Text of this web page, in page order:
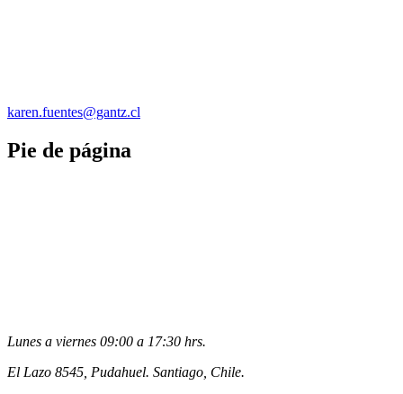
karen.fuentes@gantz.cl
Pie de página
Lunes a viernes 09:00 a 17:30 hrs.
El Lazo 8545, Pudahuel. Santiago, Chile.